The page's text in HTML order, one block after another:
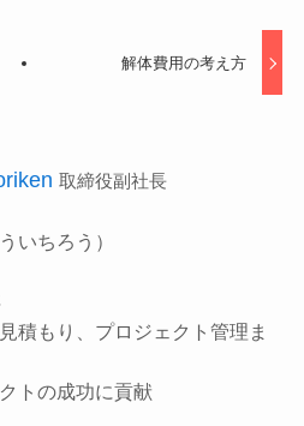
解体費用の考え方
取締役副社長
いちろう）
積もり、プロジェクト管理ま
トの成功に貢献